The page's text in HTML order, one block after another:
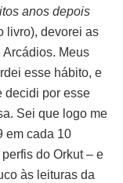
anos depois
livro), devorei as
Meus
esse hábito, e
decidi por esse
Sei que logo me
em cada 10
do Orkut – e
às leituras da